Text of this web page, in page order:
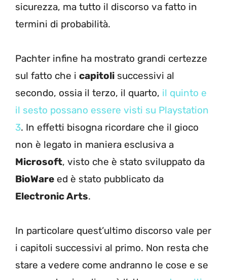
sicurezza, ma tutto il discorso va fatto in
termini di probabilità.
Pachter infine ha mostrato grandi certezze
sul fatto che i capitoli successivi al
secondo, ossia il terzo, il quarto, il quinto e
il sesto possano essere visti su Playstation
3. In effetti bisogna ricordare che il gioco
non è legato in maniera esclusiva a
Microsoft, visto che è stato sviluppato da
BioWare ed è stato pubblicato da
Electronic Arts.
In particolare quest’ultimo discorso vale per
i capitoli successivi al primo. Non resta che
stare a vedere come andranno le cose e se